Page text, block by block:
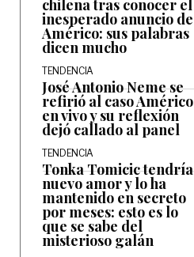
chilena tras conocer el
inesperado anuncio de
Américo: sus palabras
dicen mucho
TENDENCIA
José Antonio Neme se
refirió al caso Américo
en vivo y su reflexión
dejó callado al panel
TENDENCIA
Tonka Tomicic tendría
nuevo amor y lo ha
mantenido en secreto
por meses: esto es lo
que se sabe del
misterioso galán